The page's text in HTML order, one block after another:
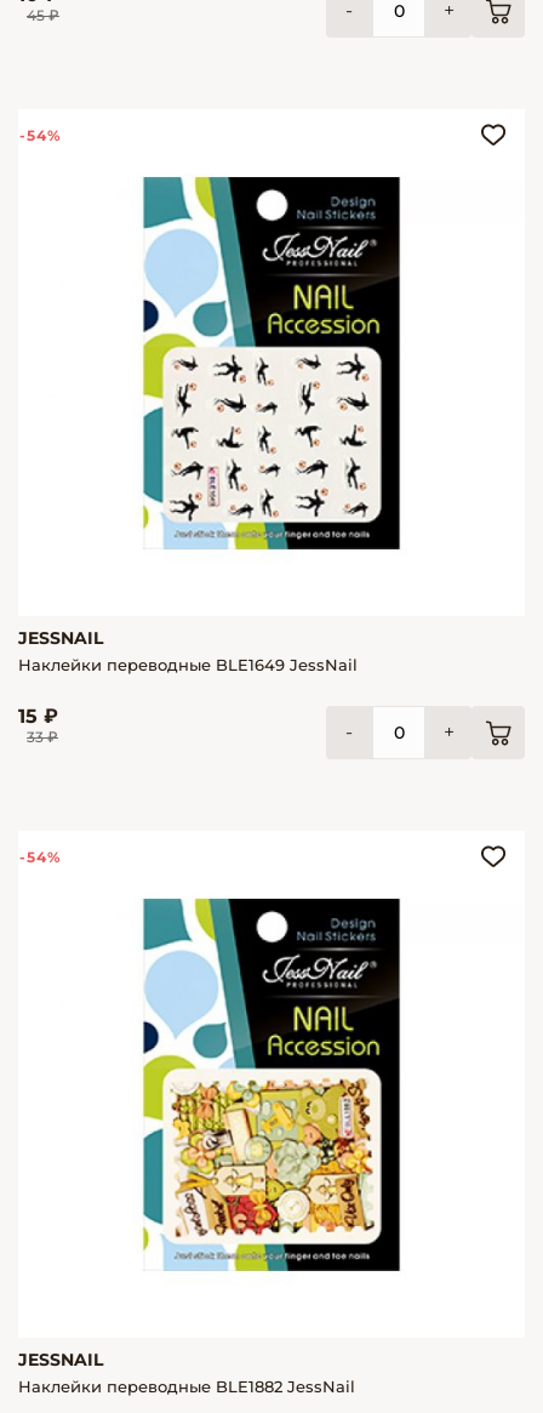
45 ₽ - +
-54%
JESSNAIL
Наклейки переводные BLE1649 JessNail
15 ₽
33 ₽ - +
-54%
JESSNAIL
Наклейки переводные BLE1882 JessNail